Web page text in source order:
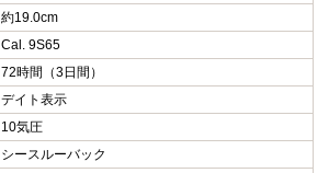
約19.0cm
Cal. 9S65
72時間（3日間）
デイト表示
10気圧
シースルーバック